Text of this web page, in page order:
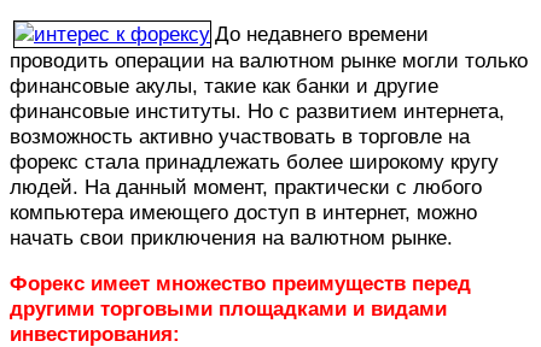
До недавнего времени
проводить операции на валютном рынке могли только
финансовые акулы, такие как банки и другие
финансовые институты. Но с развитием интернета,
возможность активно участвовать в торговле на
форекс стала принадлежать более широкому кругу
людей. На данный момент, практически с любого
компьютера имеющего доступ в интернет, можно
начать свои приключения на валютном рынке.
Форекс имеет множество преимуществ перед
другими торговыми площадками и видами
инвестирования: